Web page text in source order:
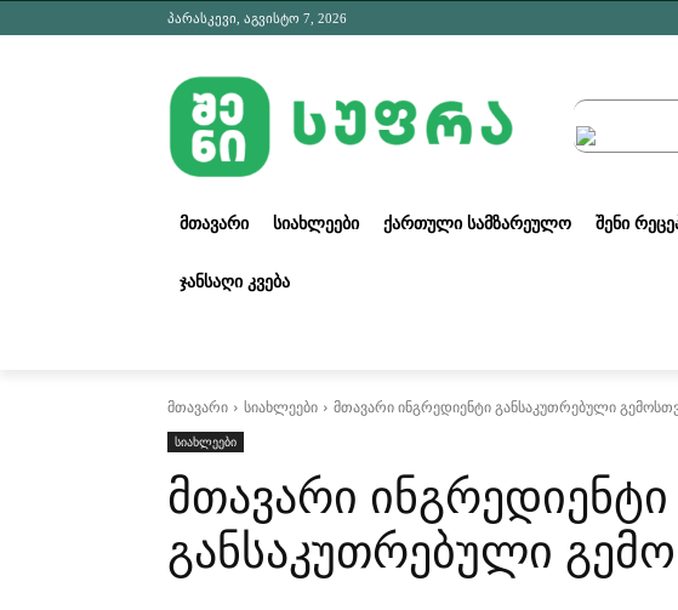
პარასკევი, აგვისტო 7, 2026
ᲛᲗᲐᲕᲐᲠᲘ ᲡᲘᲐᲮᲚᲔᲔᲑᲘ ᲥᲐᲠᲗᲣᲚᲘ ᲡᲐᲛᲖᲐᲠᲔᲣᲚᲝ ᲨᲔᲜᲘ
ᲯᲐᲜᲡᲐᲦᲘ ᲙᲕᲔᲑᲐ
მთავარი სიახლეები
მთავარი ინგრედიენტი განსაკუთრებული
სიახლეები
მთავარი ინგრედიენტი
განსაკუთრებული